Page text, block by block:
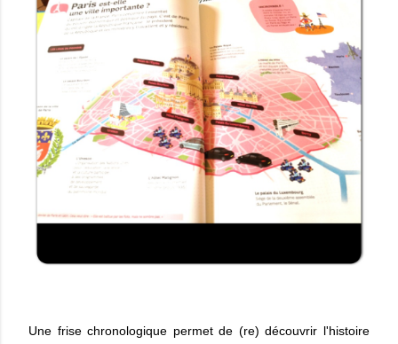
Une frise chronologique permet de (re) découvrir l'histoire